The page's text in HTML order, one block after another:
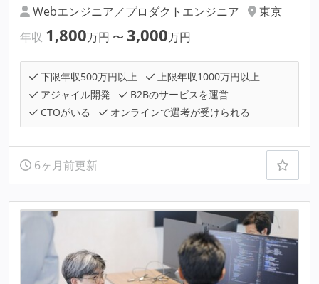
Webエンジニア／プロダクトエンジニア
東京
年収 1,800万円 〜 3,000万円
下限年収500万円以上
上限年収1000万円以上
アジャイル開発
B2Bのサービスを運営
CTOがいる
オンラインで選考が受けられる
6ヶ月前更新